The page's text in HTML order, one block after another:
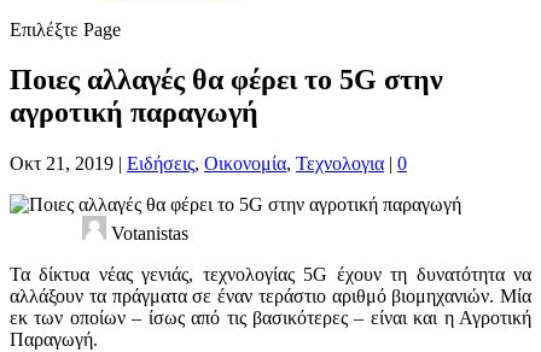
Επιλέξτε Page
Ποιες αλλαγές θα φέρει το 5G στην
αγροτική παραγωγή
Οκτ 21, 2019 | Ειδήσεις, Οικονομία, Τεχνολογια | 0
Votanistas
Τα δίκτυα νέας γενιάς, τεχνολογίας 5G έχουν τη δυνατότητα να
αλλάξουν τα πράγματα σε έναν τεράστιο αριθμό βιομηχανιών. Μία
εκ των οποίων – ίσως από τις βασικότερες – είναι και η Αγροτική
Παραγωγή.